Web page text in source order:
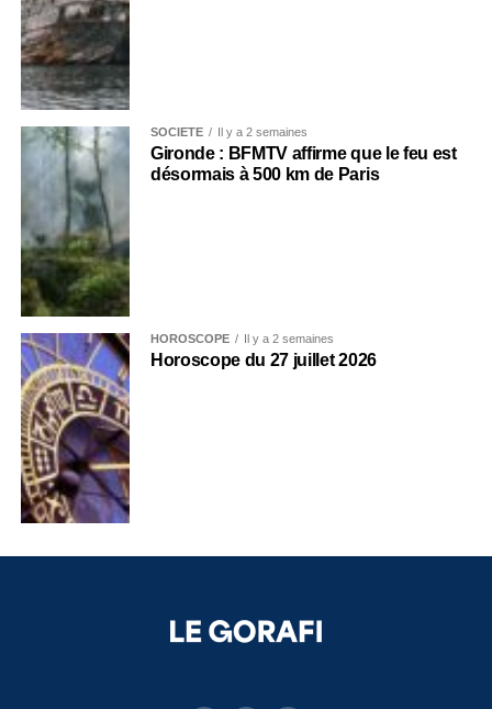
SOCIÉTÉ Il y a 2 semaines
Gironde : BFMTV affirme que le feu est
désormais à 500 km de Paris
HOROSCOPE Il y a 2 semaines
Horoscope du 27 juillet 2026